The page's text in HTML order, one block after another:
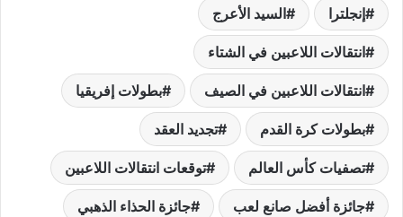
إنجلترا السيد الأعرج
انتقالات اللاعبين في الشتاء
انتقالات اللاعبين في الصيف بطولات إفريقيا
بطولات كرة القدم تجديد العقد
تصفيات كأس العالم توقعات انتقالات اللاعبين
جائزة أفضل صانع لعب جائزة الحذاء الذهبي